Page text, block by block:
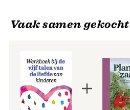
Vaak samen gekocht